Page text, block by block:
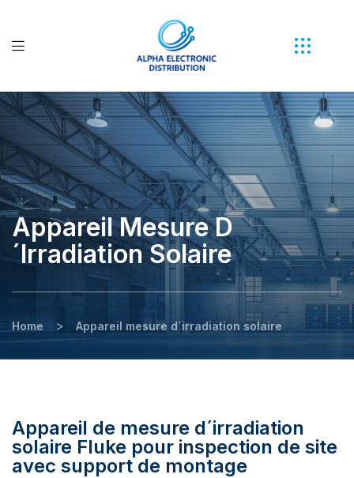
Appareil Mesure D
´irradiation Solaire
Home > Appareil mesure d´irradiation solaire
Appareil de mesure d´irradiation
solaire Fluke pour inspection de site
avec support de montage